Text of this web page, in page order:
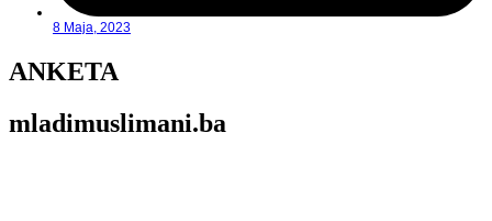
8 Maja, 2023
ANKETA
mladimuslimani.ba